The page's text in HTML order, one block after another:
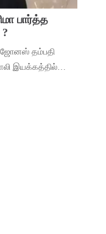
பார்த்த
ஜோனஸ் தம்பதி
இயக்கத்தில்